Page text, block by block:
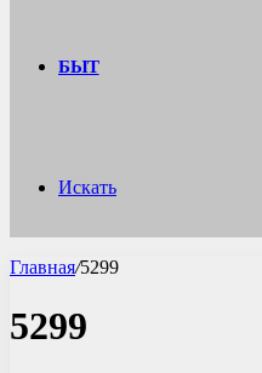
БЫТ
Искать
Главная/5299
5299